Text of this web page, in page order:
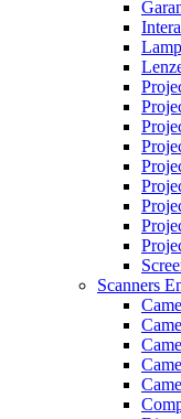
Scanners